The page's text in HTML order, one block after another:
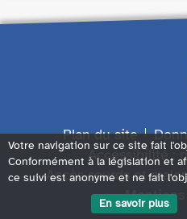
Plan du site
Accessibilité :
Accès sourds et
Mentions
Votre navigation sur ce site fait
Conformément à la législation et
ce suivi est anonyme et ne fait
En savoir plus